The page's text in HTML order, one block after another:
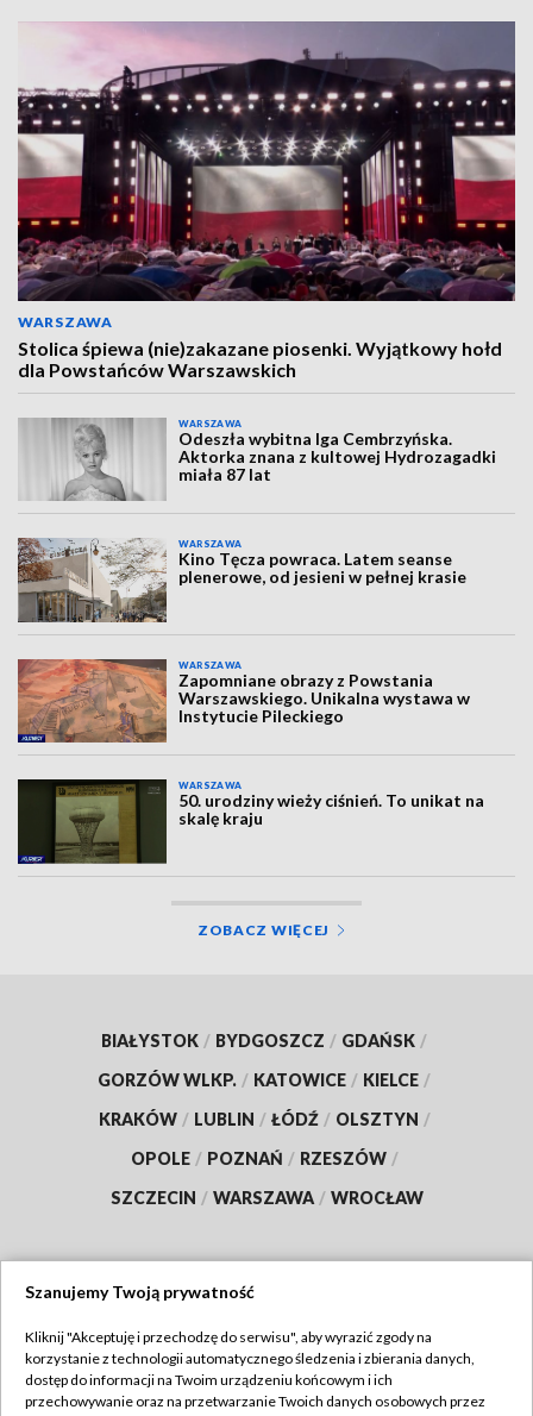
WARSZAWA
Stolica śpiewa (nie)zakazane piosenki. Wyjątkowy hołd
dla Powstańców Warszawskich
WARSZAWA
Odeszła wybitna Iga Cembrzyńska.
Aktorka znana z kultowej Hydrozagadki
miała 87 lat
WARSZAWA
Kino Tęcza powraca. Latem seanse
plenerowe, od jesieni w pełnej krasie
WARSZAWA
Zapomniane obrazy z Powstania
Warszawskiego. Unikalna wystawa w
Instytucie Pileckiego
WARSZAWA
50. urodziny wieży ciśnień. To unikat na
skalę kraju
ZOBACZ WIĘCEJ
BIAŁYSTOK / BYDGOSZCZ / GDAŃSK /
GORZÓW WLKP. / KATOWICE / KIELCE /
KRAKÓW / LUBLIN / ŁÓDŹ / OLSZTYN /
OPOLE / POZNAŃ / RZESZÓW /
SZCZECIN / WARSZAWA / WROCŁAW
TVP
Abonament TVP
Regulamin TVP
Szanujemy Twoją prywatność
Kliknij "Akceptuję i przechodzę do serwisu", aby wyrazić zgody na
korzystanie z technologii automatycznego śledzenia i zbierania danych,
dostęp do informacji na Twoim urządzeniu końcowym i ich
przechowywanie oraz na przetwarzanie Twoich danych osobowych przez